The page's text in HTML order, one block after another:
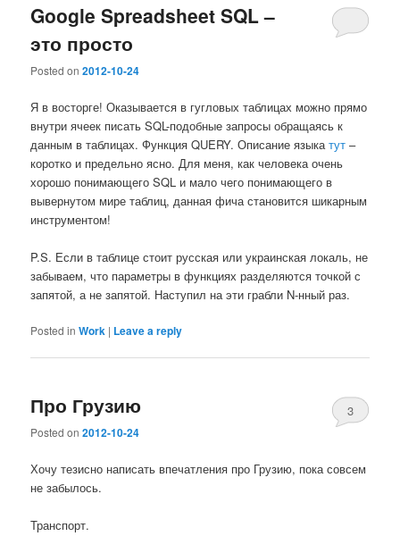
Google Spreadsheet SQL –
это просто
Posted on2012-10-24
Я в восторге! Оказывается в гугловых таблицах можно прямо
внутри ячеек писать SQL-подобные запросы обращаясь к
данным в таблицах. Функция QUERY. Описание языкатут –
коротко и предельно ясно. Для меня, как человека очень
хорошо понимающего SQL и мало чего понимающего в
вывернутом мире таблиц, данная фича становится шикарным
инструментом!
P.S. Если в таблице стоит русская или украинская локаль, не
забываем, что параметры в функциях разделяются точкой с
запятой, а не запятой. Наступил на эти грабли N-нный раз.
Posted in Work | Leave a reply
Про Грузию
Posted on2012-10-24
3
Хочу тезисно написать впечатления про Грузию, пока совсем
не забылось.
Транспорт.